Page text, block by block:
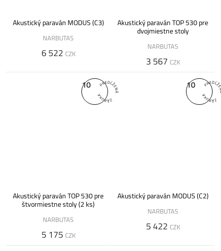
Akustický paraván MODUS (C3)
NARBUTAS
6 522 CZK
Akustický paraván TOP 530 pre
dvojmiestne stoly
NARBUTAS
3 567 CZK
10
Akustický paraván TOP 530 pre
štvormiestne stoly (2 ks)
NARBUTAS
5 175 CZK
10
Akustický paraván MODUS (C2)
NARBUTAS
5 422 CZK